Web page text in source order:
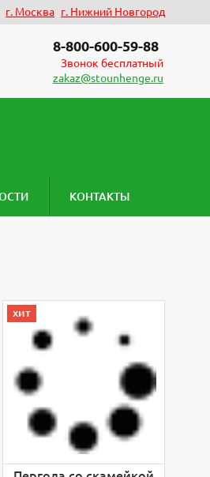
г. Москва г. Нижний Новгород
8-800-600-59-88
Звонок бесплатный
zakaz@stounhenge.ru
КОНТАКТЫ
хит